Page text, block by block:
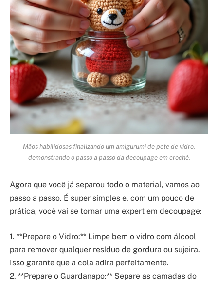
Mãos habilidosas finalizando um amigurumi de pote de vidro,
demonstrando o passo a passo da decoupage em crochê.
Agora que você já separou todo o material, vamos ao
passo a passo. É super simples e, com um pouco de
prática, você vai se tornar uma expert em decoupage:
1. **Prepare o Vidro:** Limpe bem o vidro com álcool
para remover qualquer resíduo de gordura ou sujeira.
Isso garante que a cola adira perfeitamente.
2. **Prepare o Guardanapo:** Separe as camadas do